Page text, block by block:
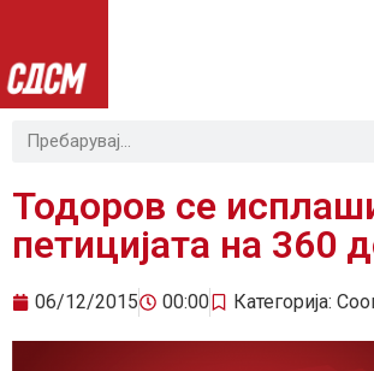
Тодоров се
петицијата на 360
06/12/2015 00:00 Категорија: